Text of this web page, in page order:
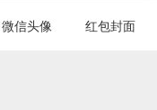
微信头像 红包封面